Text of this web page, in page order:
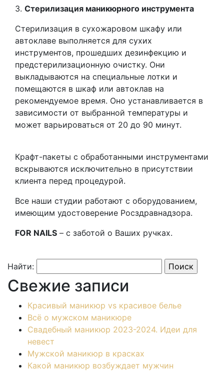
Найти:
Свежие записи
Красивый маникюр vs красивое белье
Всё о мужском маникюре
Свадебный маникюр 2023-2024. Идеи для
невест
Мужской маникюр в красках
Какой маникюр возбуждает мужчин
3. Стерилизация маникюрного инструмента
Стерилизация в сухожаровом шкафу или
автоклаве выполняется для сухих
инструментов, прошедших дезинфекцию и
предстерилизационную очистку. Они
выкладываются на специальные лотки и
помещаются в шкаф или автоклав на
рекомендуемое время. Оно устанавливается в
зависимости от выбранной температуры и
может варьироваться от 20 до 90 минут.
Крафт-пакеты с обработанными инструментами
вскрываются исключительно в присутствии
клиента перед процедурой.
Все наши студии работают с оборудованием,
имеющим удостоверение Росздравнадзора.
FOR NAILS – с заботой о Ваших ручках.